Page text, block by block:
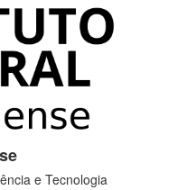
e Tecnologia